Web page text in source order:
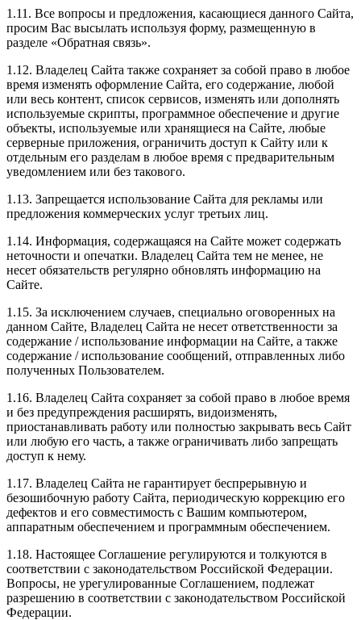
1.11. Все вопросы и предложения, касающиеся данного Сайта,
просим Вас высылать используя форму, размещенную в
разделе «Обратная связь».
1.12. Владелец Сайта также сохраняет за собой право в любое
время изменять оформление Сайта, его содержание, любой
или весь контент, список сервисов, изменять или дополнять
используемые скрипты, программное обеспечение и другие
объекты, используемые или хранящиеся на Сайте, любые
серверные приложения, ограничить доступ к Сайту или к
отдельным его разделам в любое время с предварительным
уведомлением или без такового.
1.13. Запрещается использование Сайта для рекламы или
предложения коммерческих услуг третьих лиц.
1.14. Информация, содержащаяся на Сайте может содержать
неточности и опечатки. Владелец Сайта тем не менее, не
несет обязательств регулярно обновлять информацию на
Сайте.
1.15. За исключением случаев, специально оговоренных на
данном Сайте, Владелец Сайта не несет ответственности за
содержание / использование информации на Сайте, а также
содержание / использование сообщений, отправленных либо
полученных Пользователем.
1.16. Владелец Сайта сохраняет за собой право в любое время
и без предупреждения расширять, видоизменять,
приостанавливать работу или полностью закрывать весь Сайт
или любую его часть, а также ограничивать либо запрещать
доступ к нему.
1.17. Владелец Сайта не гарантирует беспрерывную и
безошибочную работу Сайта, периодическую коррекцию его
дефектов и его совместимость с Вашим компьютером,
аппаратным обеспечением и программным обеспечением.
1.18. Настоящее Соглашение регулируются и толкуются в
соответствии с законодательством Российской Федерации.
Вопросы, не урегулированные Соглашением, подлежат
разрешению в соответствии с законодательством Российской
Федерации.